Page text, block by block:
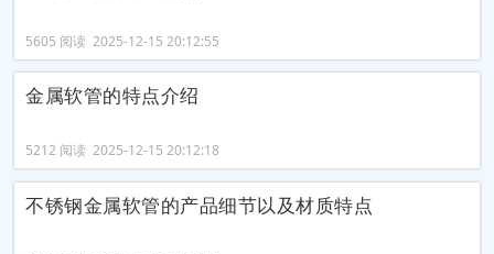
5605 阅读 2025-12-15 20:12:55
金属软管的特点介绍
5212 阅读 2025-12-15 20:12:18
不锈钢金属软管的产品细节以及材质特点